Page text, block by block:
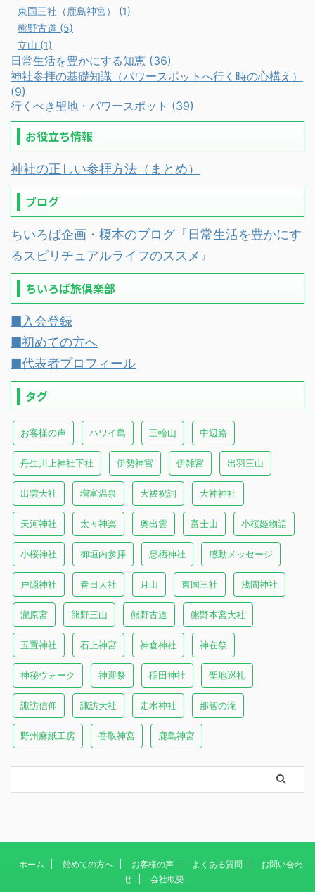
東国三社（鹿島神宮） (1)
熊野古道 (5)
立山 (1)
日常生活を豊かにする知恵 (36)
神社参拝の基礎知識（パワースポットへ行く時の心構え）
(9)
行くべき聖地・パワースポット (39)
お役立ち情報
神社の正しい参拝方法（まとめ）
ブログ
ちいろば企画・榎本のブログ『日常生活を豊かにす
るスピリチュアルライフのススメ』
ちいろば旅倶楽部
■入会登録
■初めての方へ
■代表者プロフィール
タグ
お客様の声 ハワイ島 三輪山 中辺路
丹生川上神社下社 伊勢神宮 伊雑宮 出羽三山
出雲大社 増富温泉 大祓祝詞 大神神社
天河神社 太々神楽 奥出雲 富士山 小桜姫物語
小桜神社 御垣内参拝 息栖神社 感動メッセージ
戸隠神社 春日大社 月山 東国三社 浅間神社
瀧原宮 熊野三山 熊野古道 熊野本宮大社
玉置神社 石上神宮 神倉神社 神在祭
神秘ウォーク 神迎祭 稲田神社 聖地巡礼
諏訪信仰 諏訪大社 走水神社 那智の滝
野州麻紙工房 香取神宮 鹿島神宮
ホーム 始めての方へ お客様の声 よくある質問
お問い合わ
せ
会社概要